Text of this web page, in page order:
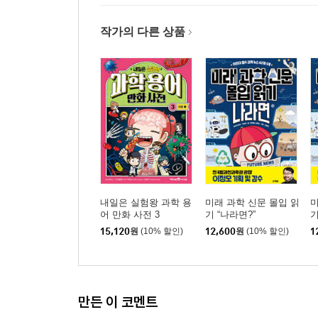
작가의 다른 상품
내일은 실험왕 과학 용
어 만화 사전 3
15,120원 (10% 할인)
미래 과학 신문 몰입 읽
기 “나라면?”
12,600원 (10% 할인)
만든 이 코멘트